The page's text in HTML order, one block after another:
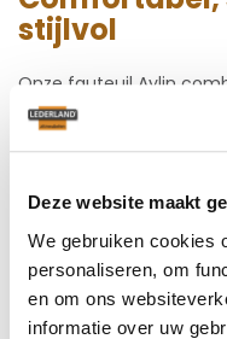
Deze website maakt
We gebruiken cookies
personaliseren, om
en om ons
informatie over uw
stijlvol
Onze fauteuil Aylin
met houten poten of
draaiplateau, Aylin is
superzacht lamsleer.
nonchalante vulling
Zoals bij alle meubels
Aylin fauteuil kiezen uit
kleuren en voeten. Zo